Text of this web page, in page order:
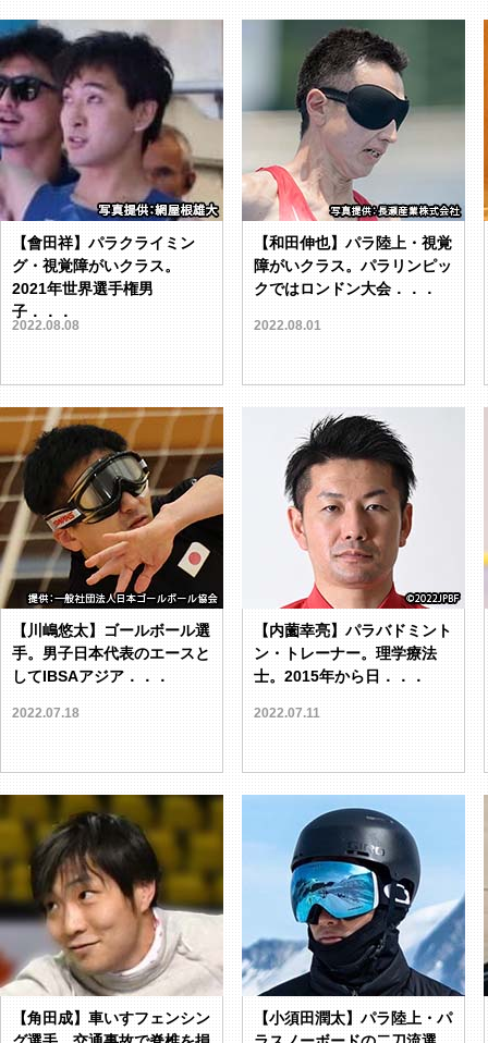
【會田祥】パラクライミン
グ・視覚障がいクラス。
2021年世界選手権男
子．．．
2022.08.08
【和田伸也】パラ陸上・視覚
障がいクラス。パラリンピッ
クではロンドン大会．．．
2022.08.01
【川嶋悠太】ゴールボール選
手。男子日本代表のエースと
してIBSAアジア．．．
2022.07.18
【内薗幸亮】パラバドミント
ン・トレーナー。理学療法
士。2015年から日．．．
2022.07.11
【角田成】車いすフェンシン
【小須田潤太】パラ陸上・パ